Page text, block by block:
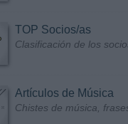
TOP Socios/as
Clasificación de los
Artículos de Música
Chistes de música,